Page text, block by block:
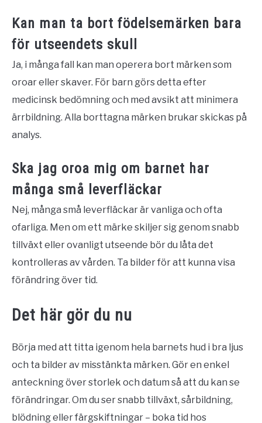
Kan man ta bort födelsemärken bara
för utseendets skull
Ja, i många fall kan man operera bort märken som
oroar eller skaver. För barn görs detta efter
medicinsk bedömning och med avsikt att minimera
ärrbildning. Alla borttagna märken brukar skickas på
analys.
Ska jag oroa mig om barnet har
många små leverfläckar
Nej, många små leverfläckar är vanliga och ofta
ofarliga. Men om ett märke skiljer sig genom snabb
tillväxt eller ovanligt utseende bör du låta det
kontrolleras av vården. Ta bilder för att kunna visa
förändring över tid.
Det här gör du nu
Börja med att titta igenom hela barnets hud i bra ljus
och ta bilder av misstänkta märken. Gör en enkel
anteckning över storlek och datum så att du kan se
förändringar. Om du ser snabb tillväxt, sårbildning,
blödning eller färgskiftningar – boka tid hos